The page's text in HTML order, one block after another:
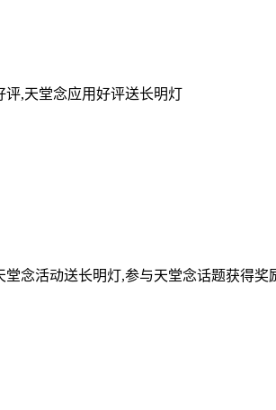
,天堂念应用好评送长明灯
念活动送长明灯,参与天堂念话题获得奖